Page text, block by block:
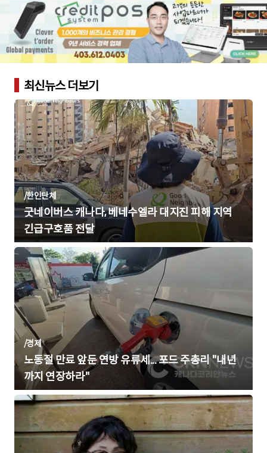
최신뉴스 더보기
/한인단체
굿네이버스 캐나다, 베네수엘라 대지진 피해 지역
긴급구호품 전달
/경제
노동절 만료 앞둔 연방 유류세... 포드 주총리 "내년
까지 연장하라"